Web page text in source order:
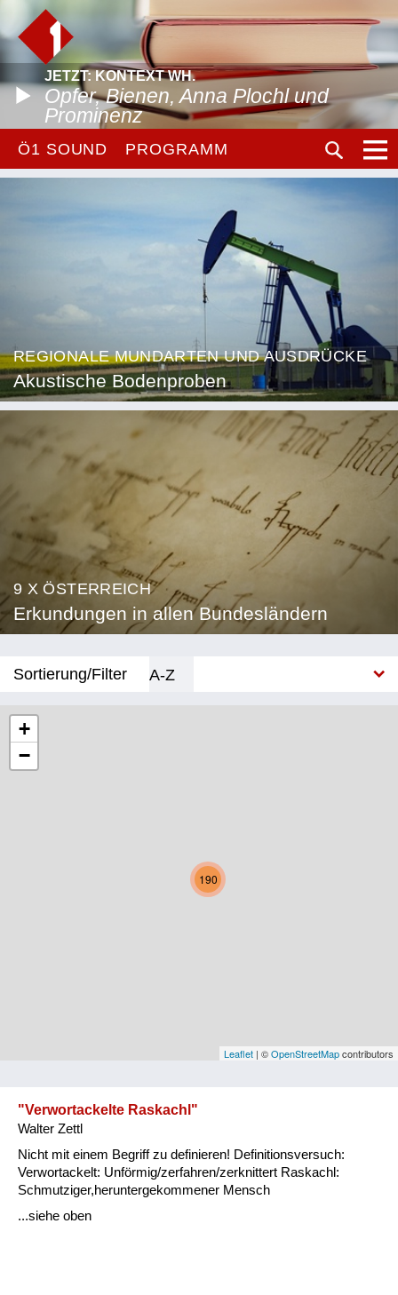
JETZT: KONTEXT WH.
Opfer, Bienen, Anna Plochl und
Prominenz
Ö1 SOUND PROGRAMM
REGIONALE MUNDARTEN UND AUSDRÜCKE
Akustische Bodenproben
9 X ÖSTERREICH
Erkundungen in allen Bundesländern
Sortierung/Filter
A-Z
Niederösterreich
Oberösterreich
Vorarlberg
Natur und Landwirtschaft
190
+
−
Leaflet | ©OpenStreetMapcontributors
"Verwortackelte Raskachl"
Walter Zettl
Nicht mit einem Begriff zu definieren! Definitionsversuch:
Verwortackelt: Unförmig/zerfahren/zerknittert Raskachl:
Schmutziger,heruntergekommener Mensch
...siehe oben